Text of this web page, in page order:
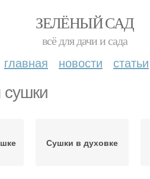
ЗЕЛЁНЫЙ САД
всё для дачи и сада
главная новости статьи
Сушки в духовке